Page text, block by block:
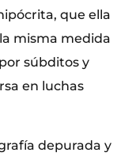
que ella
misma medida
súbditos y
en luchas
depurada y